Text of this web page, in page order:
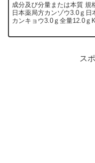
成分及び分量または本質 規
日本薬局方カンゾウ3.0ｇ
カンキョウ3.0ｇ全量12.0
ス